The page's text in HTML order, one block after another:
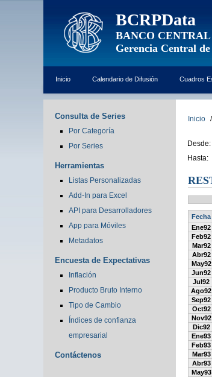
BCRPData
BANCO CENTRAL
Gerencia Central
Inicio Calendario de Difusión Cuadros
Consulta de Series
Por Categoría
Por Series
Herramientas
Listas Personalizadas
Add-In para Excel
API para Desarrolladores
App para Móviles
Metadatos
Encuesta de Expectativas
Inflación
Producto Bruto Interno
Tipo de Cambio
Índices de confianza
empresarial
Contáctenos
Inicio /
Desde:
Hasta:
Fecha
Ene92
Feb92
Mar92
Abr92
May92
Jun92
Jul92
Ago92
Sep92
Oct92
Nov92
Dic92
Ene93
Feb93
Mar93
Abr93
May93